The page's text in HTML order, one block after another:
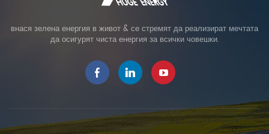
внася зелена енергия в живот & се стремят да реализират мечтата
да осигурят чиста енергия за всички човешки.